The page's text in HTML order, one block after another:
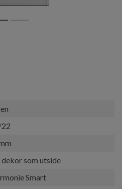
dekor som utside
Smart